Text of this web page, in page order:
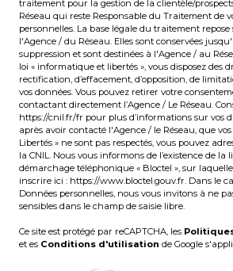
traitement pour la gestion de la clientèle/
Réseau qui reste Responsable du Traitement de
personnelles. La base légale du traitement
l'Agence / du Réseau. Elles sont conservées
suppression et sont destinées à l'Agence / au
loi « informatique et libertés », vous disposez des
rectification, d’effacement, d’opposition, de
vos données. Vous pouvez retirer votre
contactant directement l’Agence / Le Réseau.
https://cnil.fr/fr pour plus d’informations sur vos
après avoir contacté l'Agence / le Réseau, que
Libertés » ne sont pas respectés, vous pouvez
la CNIL. Nous vous informons de l’existence de la
démarchage téléphonique « Bloctel », sur
inscrire ici : https://www.bloctel.gouv.fr . Dans le
Données personnelles, nous vous invitons à ne
sensibles dans le champ de saisie libre.
Ce site est protégé par reCAPTCHA, les
et es Conditions d'utilisation de Google